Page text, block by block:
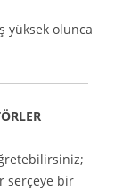
yüksek olunca
serçeye bir